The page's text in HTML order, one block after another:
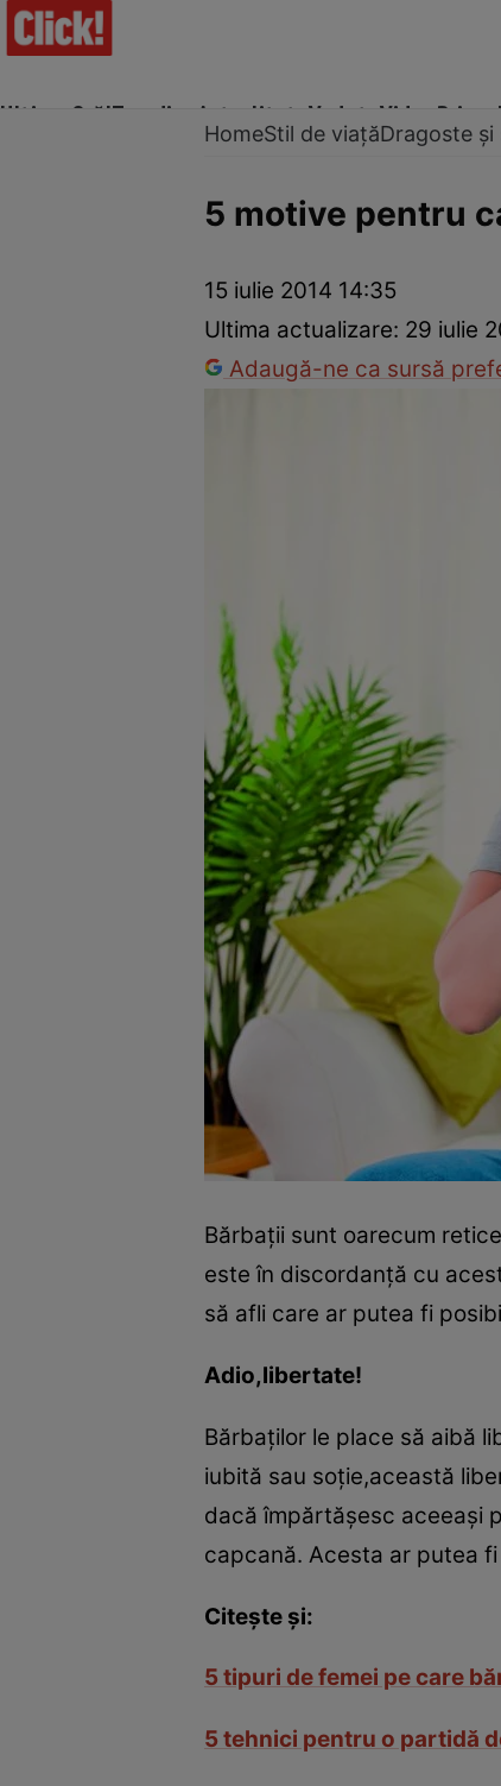
Ultima Oră!Trending Actualitate Vedete Video Prime
Dragoste și SexEvenimente
HomeStil de viațăDragoste și
5 motive pentru
15 iulie 2014 14:35
Ultima actualizare: 29 iulie
Adaugă-ne ca sursă
Bărbaţii sunt oarecum
este în discordanţă cu
să afli care ar putea fi
Adio,libertate!
Bărbaţilor le place să aibă
iubită sau soţie,această
dacă împărtăşesc aceeaşi
capcană. Acesta ar putea
Citeşte şi:
5 tipuri de femei pe care
5 tehnici pentru o partidă